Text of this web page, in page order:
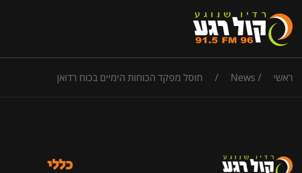
ראשי /
News
/ חוסל מפקד הכוחות הימיים בכוח רדואן
כללי